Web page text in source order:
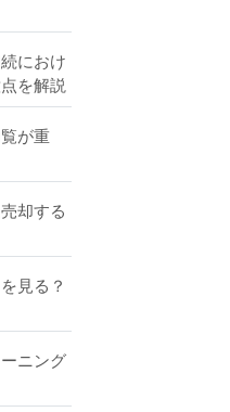
におけ
を解説
が重
却する
見る？
ニング